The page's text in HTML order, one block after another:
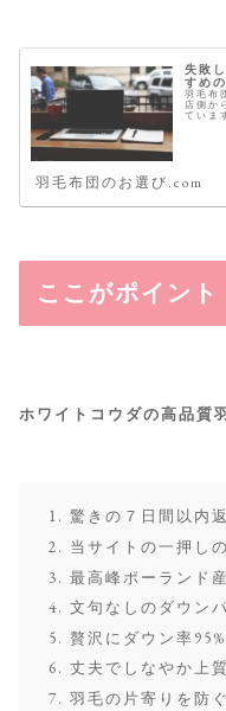
失敗
すめ
羽毛布
店側か
ていま
羽毛布団のお選び.com
ここがポイント
ホワイトコウダの高品質
驚きの７日間以内
当サイトの一押し
最高峰ポーランド
文句なしのダウン
贅沢にダウン率
丈夫でしなやか上
羽毛の片寄りを防